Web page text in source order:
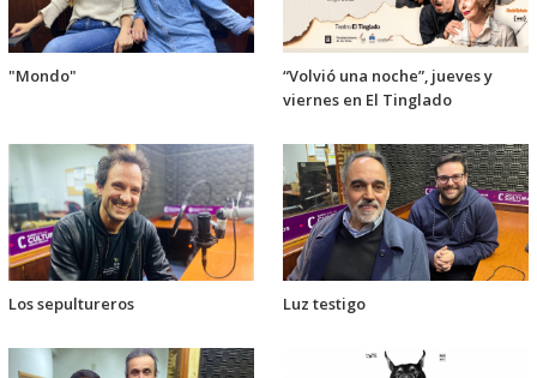
"Mondo"
“Volvió una noche”, jueves y
viernes en El Tinglado
Los sepultureros Luz testigo